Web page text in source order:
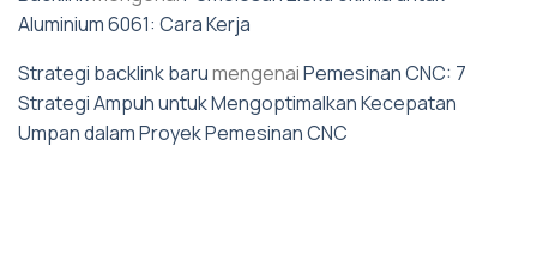
Aluminium 6061: Cara Kerja
Strategi backlink barumengenaiPemesinan CNC: 7
Strategi Ampuh untuk Mengoptimalkan Kecepatan
Umpan dalam Proyek Pemesinan CNC